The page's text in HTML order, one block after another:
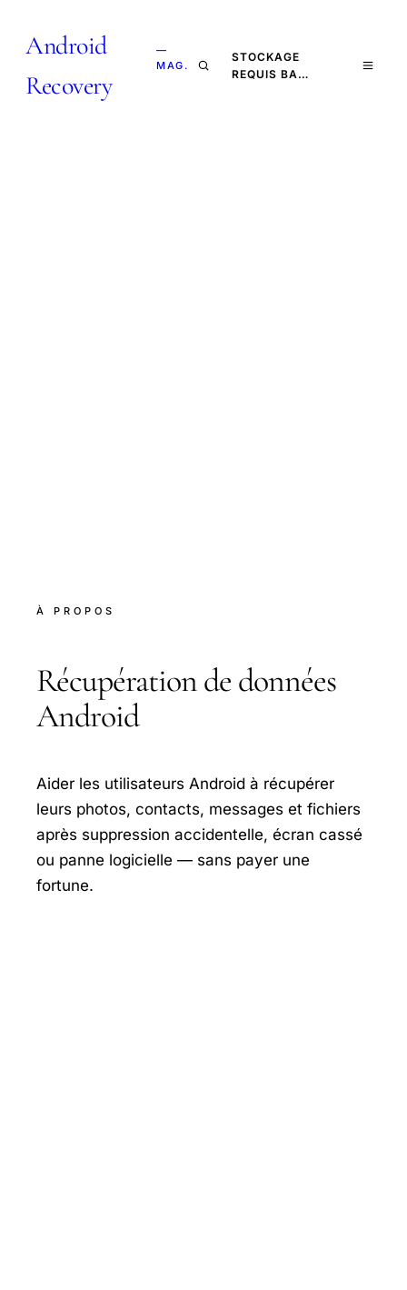
Android
Recovery
—
MAG.
STOCKAGE
REQUIS BA…
À PROPOS
Récupération de données
Android
Aider les utilisateurs Android à récupérer
leurs photos, contacts, messages et fichiers
après suppression accidentelle, écran cassé
ou panne logicielle — sans payer une
fortune.